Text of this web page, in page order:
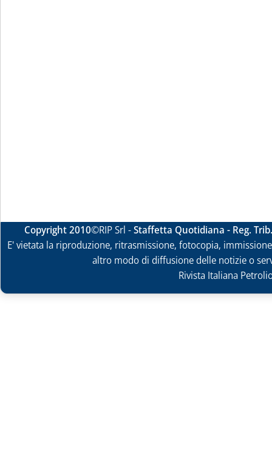
Copyright 2010©RIP Srl -Staffetta Quotidiana - Reg.
E' vietata la riproduzione, ritrasmissione, fotocopia,
altro modo di diffusione delle notizie o
Rivista Italiana